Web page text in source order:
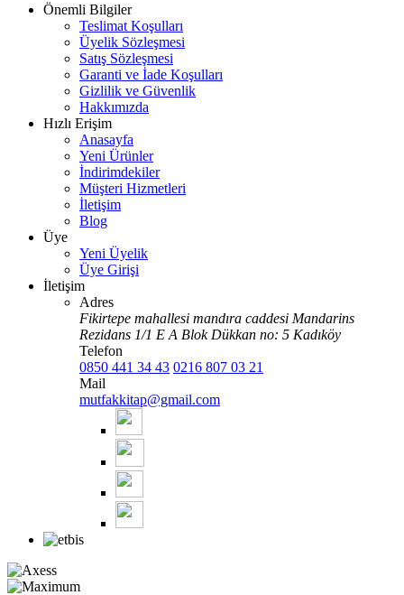
Önemli Bilgiler
Teslimat Koşulları
Üyelik Sözleşmesi
Satış Sözleşmesi
Garanti ve İade Koşulları
Gizlilik ve Güvenlik
Hakkımızda
Hızlı Erişim
Anasayfa
Yeni Ürünler
İndirimdekiler
Müşteri Hizmetleri
İletişim
Blog
Üye
Yeni Üyelik
Üye Girişi
İletişim
Adres
Fikirtepe mahallesi mandıra caddesi Mandarins
Rezidans 1/1 E A Blok Dükkan no: 5 Kadıköy
Telefon
0850 441 34 43 0216 807 03 21
Mail
mutfakkitap@gmail.com